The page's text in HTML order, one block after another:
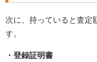
次に、持っていると査定
す。
・登録証明書